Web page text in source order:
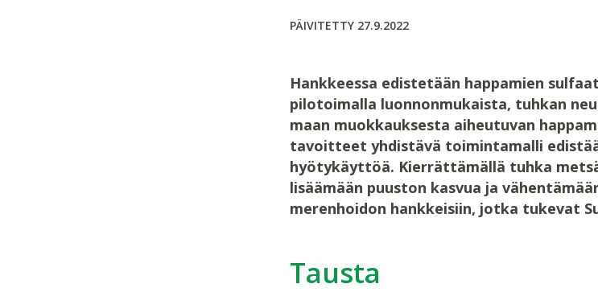
PÄIVITETTY 27.9.2022
Hankkeessa edistetään happamien
pilotoimalla luonnonmukaista, tuhkan
maan muokkauksesta aiheutuvan
tavoitteet yhdistävä toimintamalli
hyötykäyttöä. Kierrättämällä tuhka
lisäämään puuston kasvua ja
merenhoidon hankkeisiin, jotka tukevat
Tausta